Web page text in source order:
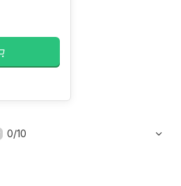
0/10